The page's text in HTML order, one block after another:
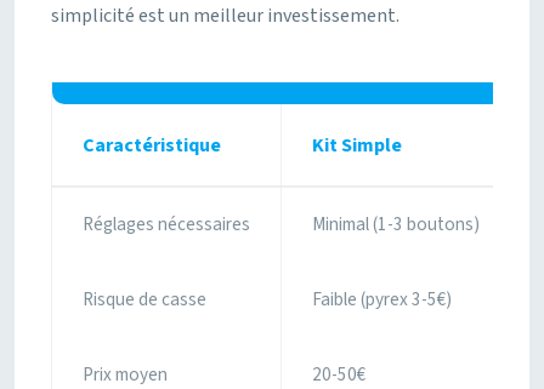
simplicité est un meilleur investissement.
Caractéristique Kit Simple
Réglages nécessaires Minimal (1-3 boutons)
Risque de casse Faible (pyrex 3-5€)
Prix moyen 20-50€